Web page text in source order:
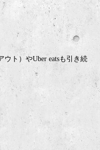
ト）やUber eatsも引き続